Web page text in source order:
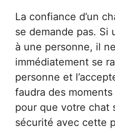
La confiance d’un
se demande pas. Si
à une personne, il
immédiatement se
personne et
faudra des
pour que votre chat
sécurité avec cette